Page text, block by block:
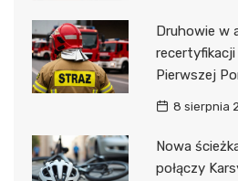
Druhowie w
recertyfikacji
Pierwszej
8 sierpnia
Nowa
połączy